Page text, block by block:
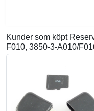
Kunder som köpt
F010, 3850-3-A010/